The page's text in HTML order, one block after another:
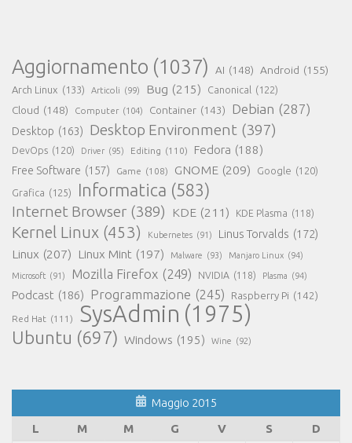
Aggiornamento (1037) AI (148) Android (155)
Arch Linux (133) Articoli (99) Bug (215) Canonical (122)
Cloud (148) Computer (104) Container (143) Debian (287)
Desktop (163) Desktop Environment (397)
DevOps (120) Driver (95) Editing (110) Fedora (188)
Free Software (157) Game (108) GNOME (209) Google (120)
Grafica (125) Informatica (583)
Internet Browser (389) KDE (211) KDE Plasma (118)
Kernel Linux (453) Kubernetes (91) Linus Torvalds (172)
Linux (207) Linux Mint (197) Malware (93) Manjaro Linux (94)
Microsoft (91) Mozilla Firefox (249) NVIDIA (118) Plasma (94)
Podcast (186) Programmazione (245) Raspberry Pi (142)
Red Hat (111) SysAdmin (1975)
Ubuntu (697) Windows (195) Wine (92)
Maggio 2015
L
M M G V S D